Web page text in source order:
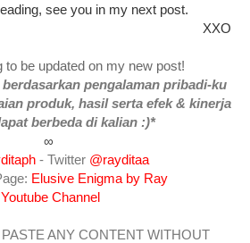
see you in my next post.
XXO
to be updated on my new post!
pengalaman pribadi-ku
produk, hasil serta efek & kinerja
berbeda di kalian :)*
∞
- Twitter @rayditaa
Elusive Enigma by Ray
Youtube Channel
ANY CONTENT WITHOUT